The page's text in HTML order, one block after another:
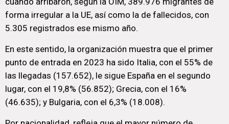
forma irregular a la UE, así como la de fallecidos, con
5.305 registrados ese mismo año.
En este sentido, la organización muestra que el primer
punto de entrada en 2023 ha sido Italia, con el 55% de
las llegadas (157.652), le sigue España en el segundo
lugar, con el 19,8% (56.852); Grecia, con el 16%
(46.635); y Bulgaria, con el 6,3% (18.008).